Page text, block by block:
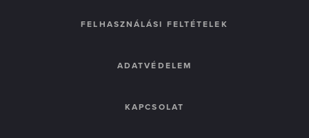
FELHASZNÁLÁSI FELTÉTELEK
ADATVÉDELEM
KAPCSOLAT